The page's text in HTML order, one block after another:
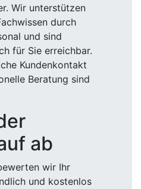
Wir unterstützen
durch
und sind
für Sie erreichbar.
Kundenkontakt
Beratung sind
ab
wir Ihr
und kostenlos